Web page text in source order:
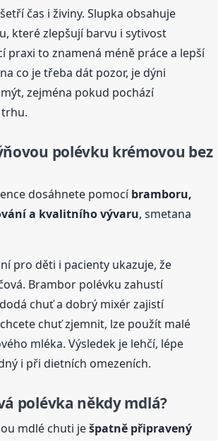
čas i živiny. Slupka obsahuje
které zlepšují barvu i sytivost
praxi to znamená méně práce a lepší
co je třeba dát pozor, je dýni
zejména pokud pochází
polévku krémovou bez
dosáhnete pomocíbramboru,
a kvalitního vývaru, smetana
pro děti i pacienty ukazuje, že
Brambor polévku zahustí
chuť a dobrý mixér zajistí
chuť zjemnit, lze použít malé
mléka. Výsledek je lehčí, lépe
i při dietních omezeních.
polévka někdy mdlá?
mdlé chuti ješpatně připravený